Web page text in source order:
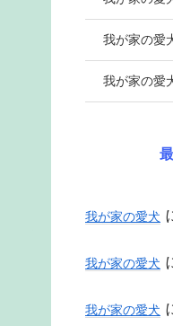
我が家の愛
我が家の愛
我が家の愛犬
我が家の愛犬
我が家の愛犬